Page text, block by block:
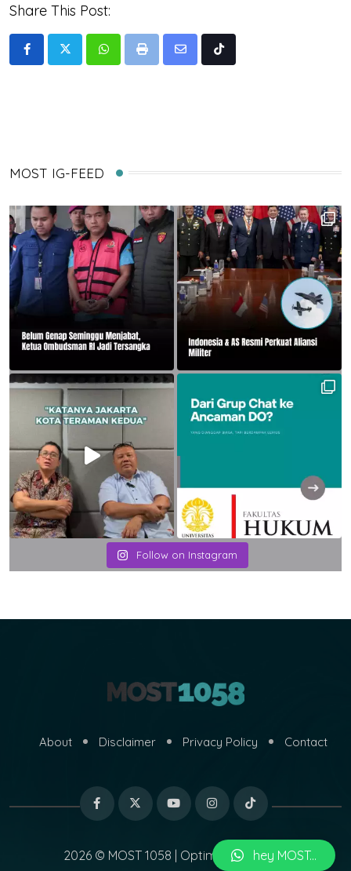
Share This Post:
WhatsappPrint
Share
Tiktok
MOST IG-FEED
Follow on Instagram
About Disclaimer Privacy Policy Contact
2026 © MOST 1058 | Optimized byMARI
hey MOST...